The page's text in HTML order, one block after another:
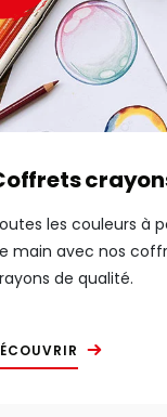
les couleurs à
main avec nos
de qualité.